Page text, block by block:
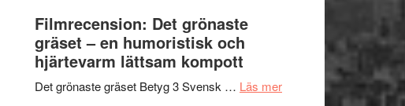
Vrach
Frankenshtey
–
med
Kulturs
Filmrecension: Det grönaste
gräset – en humoristisk och
hjärtevarm lättsam kompott
Det grönaste gräset Betyg 3 Svensk … Läs merom